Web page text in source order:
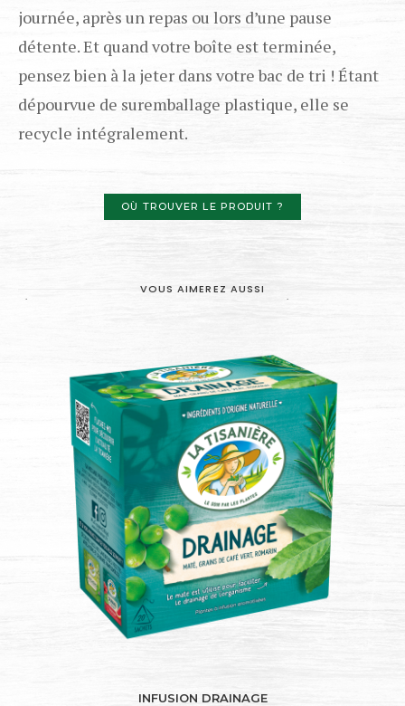
journée, après un repas ou lors d’une pause
détente. Et quand votre boîte est terminée,
pensez bien à la jeter dans votre bac de tri ! Étant
dépourvue de suremballage plastique, elle se
recycle intégralement.
OÙ TROUVER LE PRODUIT ?
VOUS AIMEREZ AUSSI
INFUSION DRAINAGE